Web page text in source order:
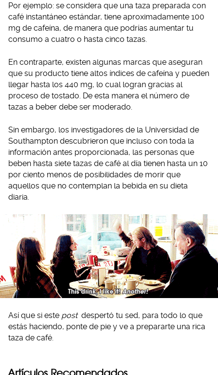
Por ejemplo: se considera que una taza preparada con
café instantáneo estándar, tiene aproximadamente 100
mg de cafeína, de manera que podrías aumentar tu
consumo a cuatro o hasta cinco tazas.
En contraparte, existen algunas marcas que aseguran
que su producto tiene altos índices de cafeína y pueden
llegar hasta los 440 mg, lo cual logran gracias al
proceso de tostado. De esta manera el número de
tazas a beber debe ser moderado.
Sin embargo, los investigadores de la Universidad de
Southampton descubrieron que incluso con toda la
información antes proporcionada, las personas que
beben hasta siete tazas de café al día tienen hasta un 10
por ciento menos de posibilidades de morir que
aquellos que no contemplan la bebida en su dieta
diaria.
Así que si este post despertó tu sed, para todo lo que
estás haciendo, ponte de pie y ve a prepararte una rica
taza de café.